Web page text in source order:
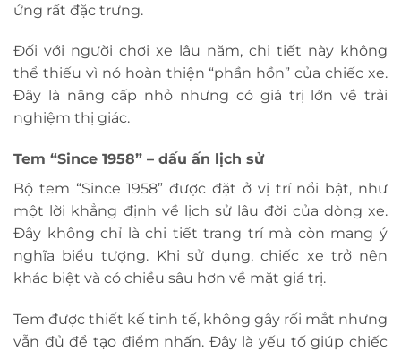
ứng rất đặc trưng.
Đối với người chơi xe lâu năm, chi tiết này không
thể thiếu vì nó hoàn thiện “phần hồn” của chiếc xe.
Đây là nâng cấp nhỏ nhưng có giá trị lớn về trải
nghiệm thị giác.
Tem “Since 1958” – dấu ấn lịch sử
Bộ tem “Since 1958” được đặt ở vị trí nổi bật, như
một lời khẳng định về lịch sử lâu đời của dòng xe.
Đây không chỉ là chi tiết trang trí mà còn mang ý
nghĩa biểu tượng. Khi sử dụng, chiếc xe trở nên
khác biệt và có chiều sâu hơn về mặt giá trị.
Tem được thiết kế tinh tế, không gây rối mắt nhưng
vẫn đủ để tạo điểm nhấn. Đây là yếu tố giúp chiếc